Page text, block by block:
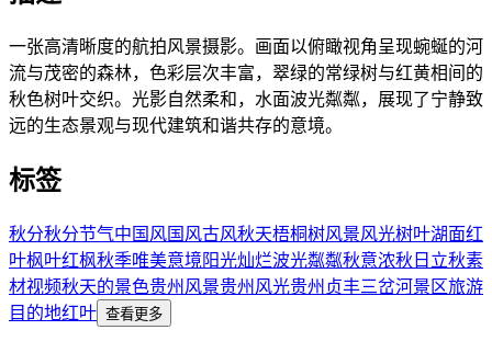
一张高清晰度的航拍风景摄影。画面以俯瞰视角呈现蜿蜒的河
流与茂密的森林，色彩层次丰富，翠绿的常绿树与红黄相间的
秋色树叶交织。光影自然柔和，水面波光粼粼，展现了宁静致
远的生态景观与现代建筑和谐共存的意境。
标签
秋分秋分节气中国风国风古风秋天梧桐树风景风光树叶湖面红
叶枫叶红枫秋季唯美意境 阳光灿烂波光粼粼秋意浓秋日 立秋素
材视频秋天的景色贵州风景贵州风光贵州贞丰三岔河景区旅游
目的地红叶 查看更多